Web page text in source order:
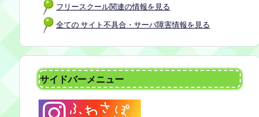
フリースクール関連の情報を見る
全ての サイト不具合・サーバ障害情報を見る
サイドバーメニュー